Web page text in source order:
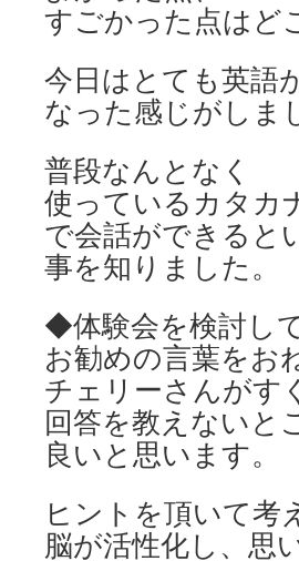
すごかった点はど
今日はとても英語
なった感じがしま
普段なんとなく
使っているカタカ
で会話ができると
事を知りました。
◆体験会を検討し
お勧めの言葉をお
チェリーさんがす
回答を教えないと
良いと思います。
ヒントを頂いて考
脳が活性化し、思